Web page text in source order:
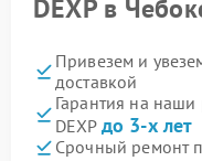
DEXP в
Привезем и
доставкой
Гарантия на
DEXP до 3-х лет
Срочный ремонт